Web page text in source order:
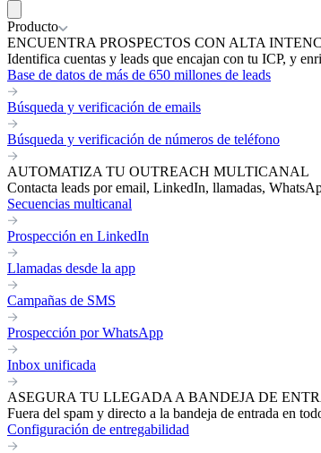
Producto
ENCUENTRA PROSPECTOS CON ALTA
Identifica cuentas y leads que encajan con tu ICP, y
Base de datos de más de 650 millones de leads
Búsqueda y verificación de emails
Búsqueda y verificación de números de teléfono
AUTOMATIZA TU OUTREACH MULTICANAL
Contacta leads por email, LinkedIn, llamadas,
Secuencias multicanal
Prospección en LinkedIn
Llamadas desde la app
Campañas de SMS
Prospección por WhatsApp
Inbox unificada
ASEGURA TU LLEGADA A BANDEJA DE
Fuera del spam y directo a la bandeja de entrada en
Configuración de entregabilidad